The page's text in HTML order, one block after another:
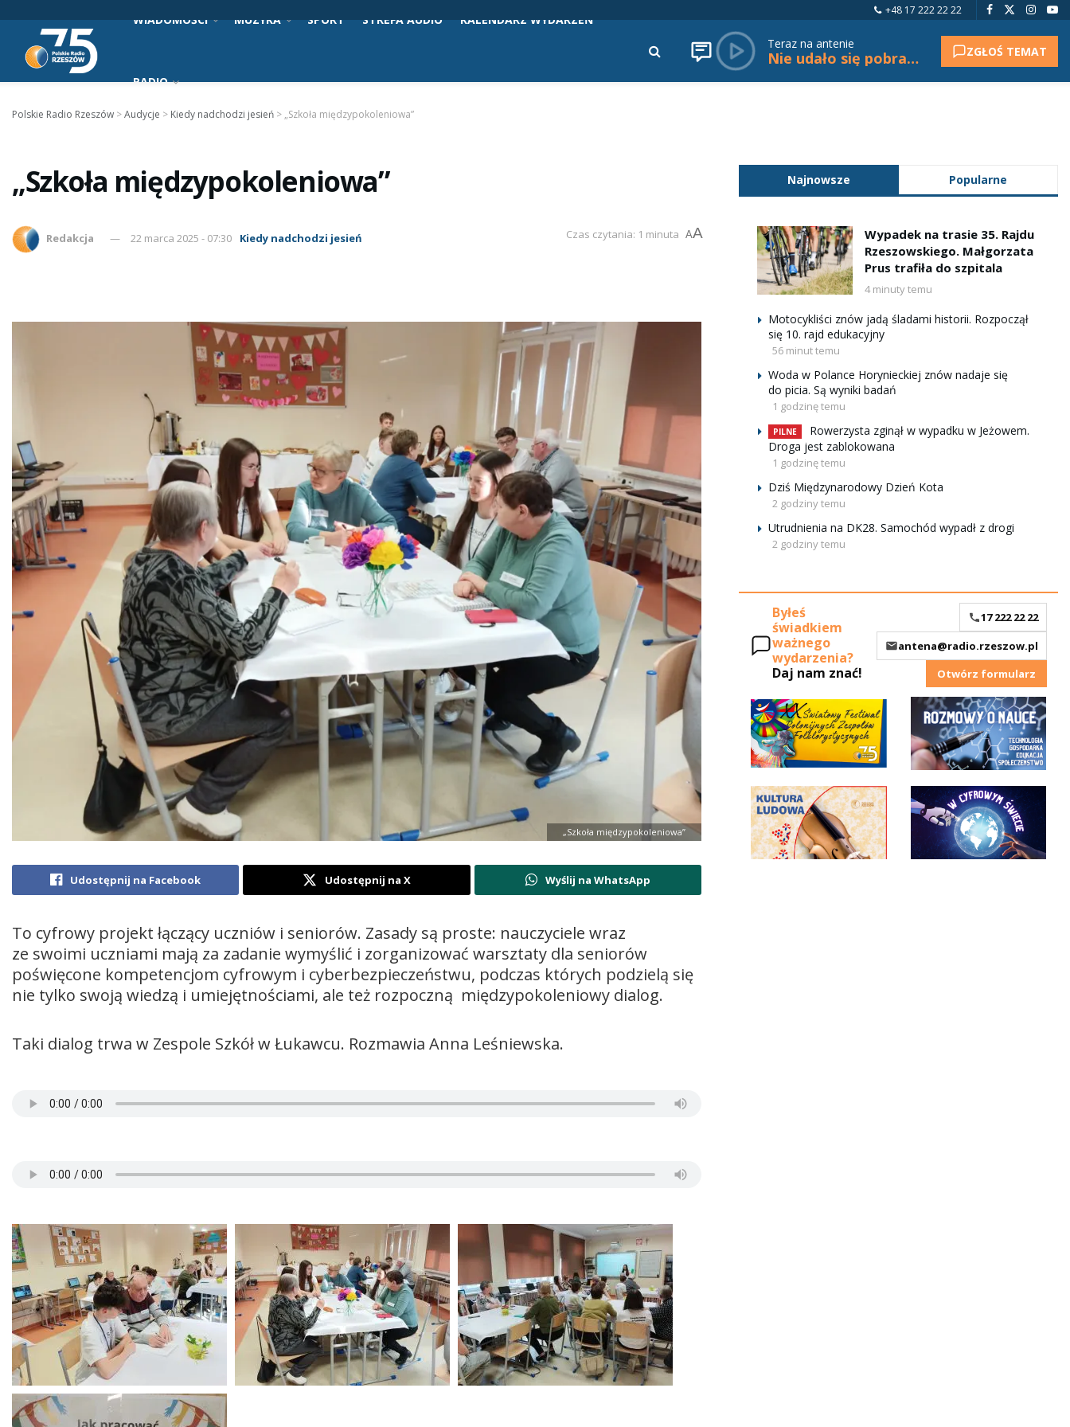
+48 17 222 22 22
WIADOMOŚCI MUZYKA SPORT STREFA AUDIO KALENDARZ WYDARZEŃ
RADIO
Teraz na antenie
Nie udało się pobrać tytułu. ZGŁOŚ TEMAT
Polskie Radio Rzeszów >Audycje > Kiedy nadchodzi jesień > „Szkoła międzypokoleniowa”
„Szkoła międzypokoleniowa”
Redakcja 22 marca 2025 - 07:30 Kiedy nadchodzi jesień Czas czytania: 1 minuta AA
„Szkoła międzypokoleniowa”
Udostępnij na Facebook Udostępnij na X Wyślij na WhatsApp
To cyfrowy projekt łączący uczniów i seniorów. Zasady są proste: nauczyciele wraz
ze swoimi uczniami mają za zadanie wymyślić i zorganizować warsztaty dla seniorów
poświęcone kompetencjom cyfrowym i cyberbezpieczeństwu, podczas których podzielą się
nie tylko swoją wiedzą i umiejętnościami, ale też rozpoczną międzypokoleniowy dialog.
Taki dialog trwa w Zespole Szkół w Łukawcu. Rozmawia Anna Leśniewska.
Najnowsze Popularne
Wypadek na trasie 35. Rajdu
Rzeszowskiego. Małgorzata
Prus trafiła do szpitala
4 minuty temu
Motocykliści znów jadą śladami historii. Rozpoczął
się 10. rajd edukacyjny
56 minut temu
Woda w Polance Horynieckiej znów nadaje się
do picia. Są wyniki badań
1 godzinę temu
PILNE
Rowerzysta zginął w wypadku w Jeżowem.
Droga jest zablokowana
1 godzinę temu
Dziś Międzynarodowy Dzień Kota
2 godziny temu
Utrudnienia na DK28. Samochód wypadł z drogi
2 godziny temu
Byłeś
świadkiem
ważnego
wydarzenia?
Daj nam znać!
17 222 22 22
antena@radio.rzeszow.pl
Otwórz formularz